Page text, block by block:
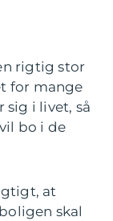
rigtig stor
for mange
sig i livet, så
bo i de
at
skal